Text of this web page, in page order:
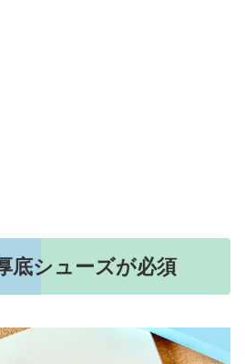
底シューズが必須